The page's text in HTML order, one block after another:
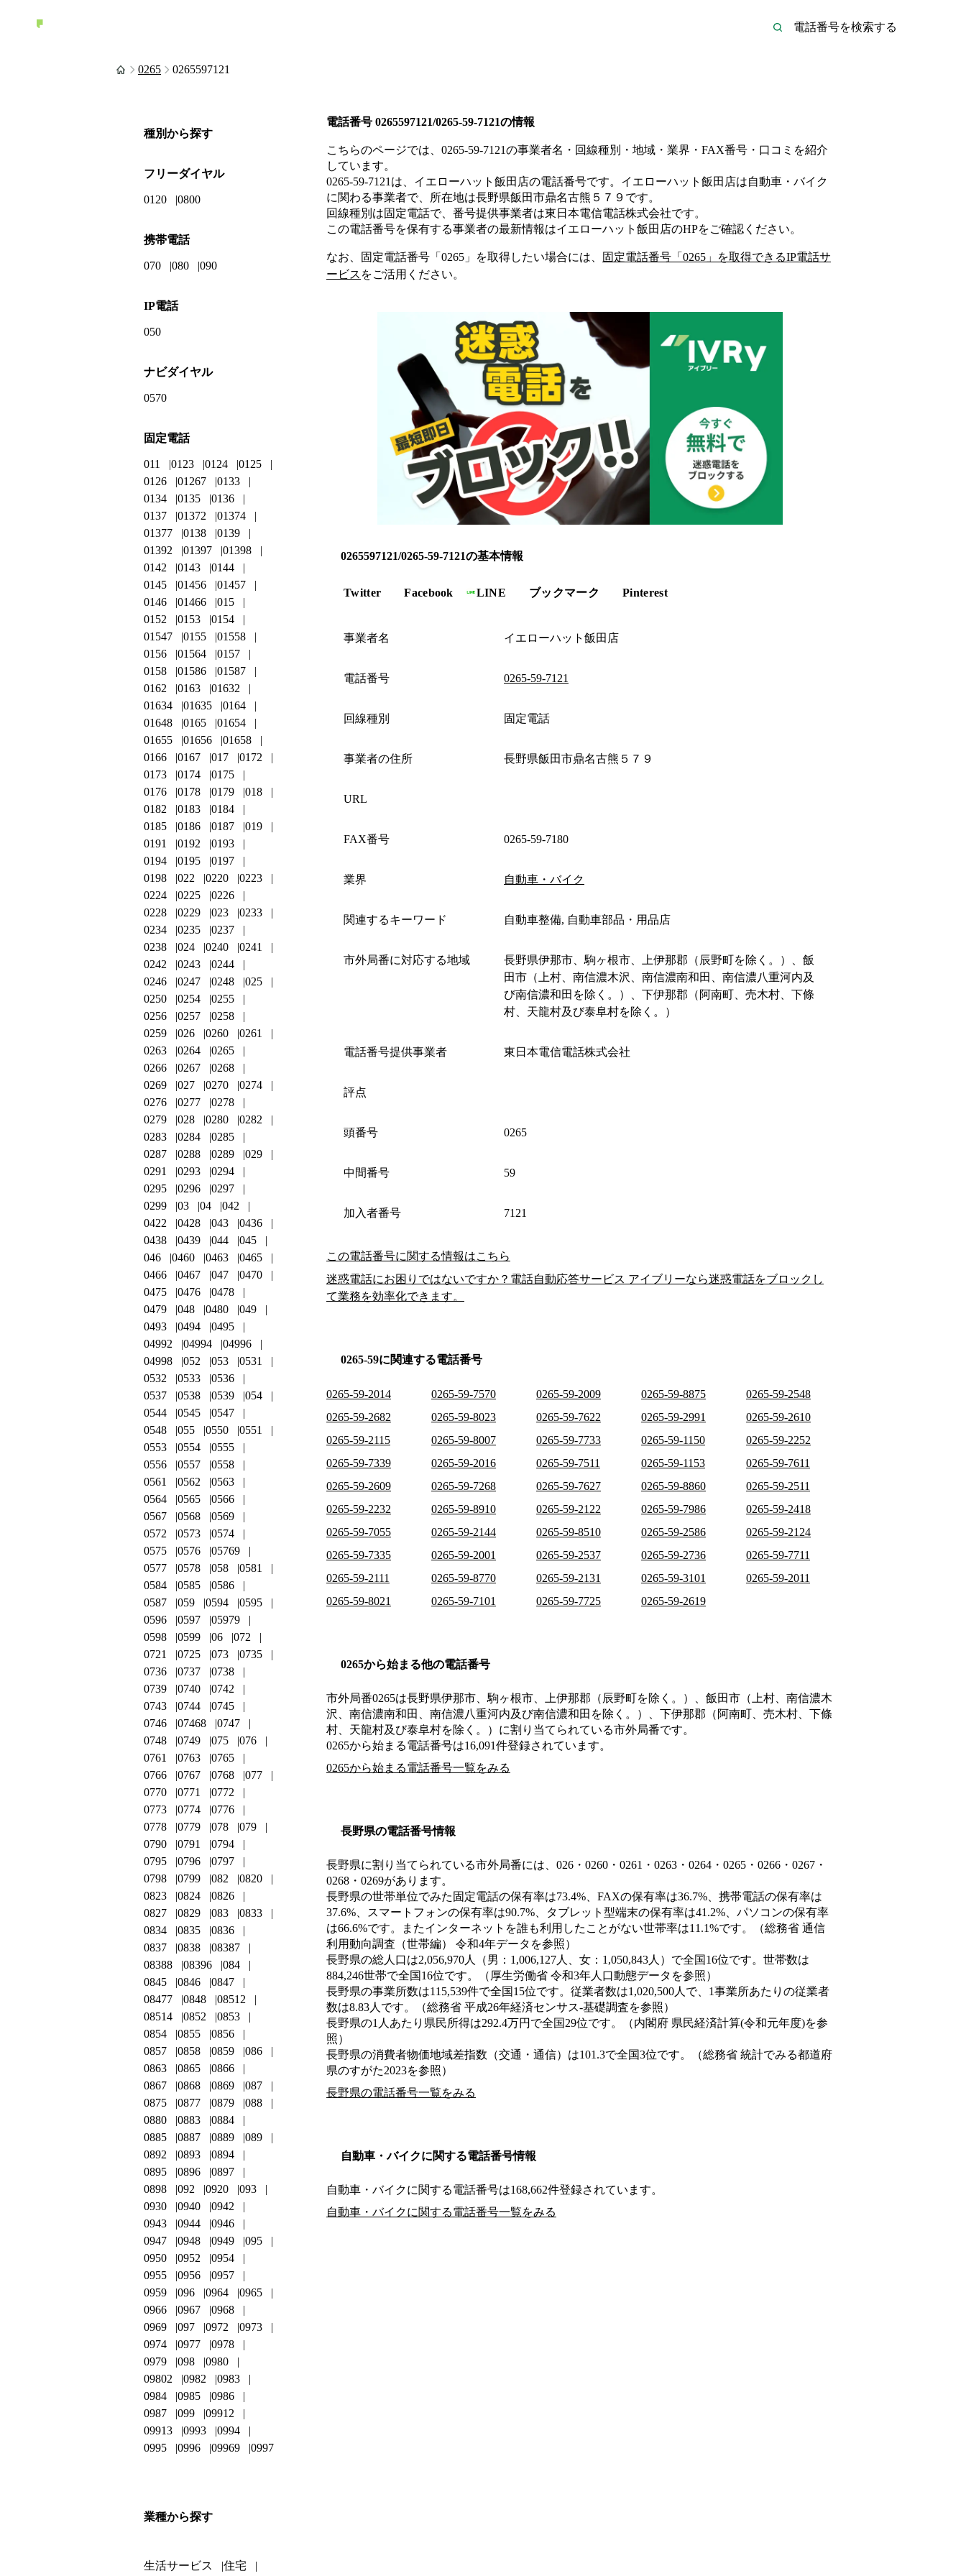
0265 0265597121
電話番号 0265597121/0265-59-7121の情報
こちらのページでは、 0265-59-7121の事業者名・回線種別・地域・業界・FAX番号・口コミを紹介
しています。
0265-59-7121 は、 イエローハット飯田店の電話番号です。 イエローハット飯田店は自動車・バイク
に関わる事業者で、所在地は長野県飯田市鼎名古熊５７９ です。
回線種別は固定電話で、番号提供事業者は東日本電信電話株式会社です。
この電話番号を保有する事業者の最新情報はイエローハット飯田店のHPをご確認ください。
なお、固定電話番号「 0265 」を取得したい場合には、 固定電話番号「 0265 」を取得できるIP電話サ
ービス をご活用ください。
0265597121/0265-59-7121の基本情報
Twitter Facebook LINE ブックマーク Pinterest
事業者名 イエローハット飯田店
電話番号 0265-59-7121
回線種別 固定電話
事業者の住所 長野県飯田市鼎名古熊５７９
URL
FAX番号 0265-59-7180
業界 自動車・バイク
関連するキーワード 自動車整備, 自動車部品・用品店
市外局番に対応する地域
長野県伊那市、駒ヶ根市、上伊那郡（辰野町を除く。）、飯
田市（上村、南信濃木沢、南信濃南和田、南信濃八重河内及
び南信濃和田を除く。）、下伊那郡（阿南町、売木村、下條
村、天龍村及び泰阜村を除く。）
電話番号提供事業者 東日本電信電話株式会社
評点
頭番号 0265
中間番号 59
加入者番号 7121
この電話番号に関する情報はこちら
迷惑電話にお困りではないですか？電話自動応答サービス アイブリーなら迷惑電話をブロックし
て業務を効率化できます。
0265-59に関連する電話番号
0265-59-2014 0265-59-7570 0265-59-2009 0265-59-8875
0265-59-2548
0265-59-2682
0265-59-8023 0265-59-7622 0265-59-2991
0265-59-2610
0265-59-2115
0265-59-8007 0265-59-7733 0265-59-1150
0265-59-2252
0265-59-7339
0265-59-2016 0265-59-7511 0265-59-1153
0265-59-7611
0265-59-2609
0265-59-7268 0265-59-7627 0265-59-8860
0265-59-2511
0265-59-2232
0265-59-8910 0265-59-2122 0265-59-7986
0265-59-2418
0265-59-7055
0265-59-2144 0265-59-8510 0265-59-2586
0265-59-2124
0265-59-7335
0265-59-2001 0265-59-2537 0265-59-2736
0265-59-7711
0265-59-2111
0265-59-8770 0265-59-2131 0265-59-3101
0265-59-2011
0265-59-8021
0265-59-7101 0265-59-7725 0265-59-2619
0265から始まる他の電話番号
市外局番0265は長野県伊那市、駒ヶ根市、上伊那郡（辰野町を除く。）、飯田市（上村、南信濃木
沢、南信濃南和田、南信濃八重河内及び南信濃和田を除く。）、下伊那郡（阿南町、売木村、下條
村、天龍村及び泰阜村を除く。） に割り当てられている市外局番です。
0265から始まる電話番号は16,091件登録されています。
0265から始まる電話番号一覧をみる
長野県の電話番号情報
長野県に割り当てられている市外局番には、026・0260・0261・0263・0264・0265・0266・0267・
0268・0269があります。
長野県の世帯単位でみた固定電話の保有率は73.4%、FAXの保有率は36.7%、携帯電話の保有率は
37.6%、スマートフォンの保有率は90.7%、タブレット型端末の保有率は41.2%、パソコンの保有率
は66.6%です。またインターネットを誰も利用したことがない世帯率は11.1%です。（総務省 通信
利用動向調査（世帯編） 令和4年データを参照）
長野県の総人口は2,056,970人（男：1,006,127人、女：1,050,843人）で全国16位です。世帯数は
884,246世帯で全国16位です。（厚生労働省 令和3年人口動態データを参照）
長野県の事業所数は115,539件で全国15位です。従業者数は1,020,500人で、1事業所あたりの従業者
数は8.83人です。（総務省 平成26年経済センサス‐基礎調査を参照）
長野県の1人あたり県民所得は292.4万円で全国29位です。（内閣府 県民経済計算(令和元年度)を参
照）
長野県の消費者物価地域差指数（交通・通信）は101.3で全国3位です。（総務省 統計でみる都道府
県のすがた2023を参照）
長野県の電話番号一覧をみる
自動車・バイクに関する電話番号情報
自動車・バイクに関する電話番号は168,662件登録されています。
自動車・バイクに関する電話番号一覧をみる
種別から探す
フリーダイヤル
0120 0800
携帯電話
070 080 090
IP電話
050
ナビダイヤル
0570
固定電話
011 0123 0124
0125
0126
01267
0133
0134
0135
0136
0137
01372
01374
01377
0138
0139
01392
01397
01398
0142
0143
0144
0145
01456
01457
0146
01466
015
0152
0153
0154
01547
0155
01558
0156
01564
0157
0158
01586
01587
0162
0163
01632
01634
01635
0164
01648
0165
01654
01655
01656
01658
0166
0167 017
0172
0173
0174
0175
0176
0178 0179
018
0182
0183
0184
0185
0186 0187
019
0191
0192
0193
0194
0195
0197
0198
022 0220
0223
0224
0225
0226
0228
0229 023
0233
0234
0235
0237
0238
024 0240
0241
0242
0243
0244
0246
0247 0248
025
0250
0254
0255
0256
0257
0258
0259
026 0260
0261
0263
0264
0265
0266
0267
0268
0269
027 0270
0274
0276
0277
0278
0279
028 0280
0282
0283
0284
0285
0287
0288 0289
029
0291
0293
0294
0295
0296
0297
0299
03 04
042
0422
0428 043
0436
0438
0439 044
045
046
0460 0463
0465
0466
0467 047
0470
0475
0476
0478
0479
048 0480
049
0493
0494
0495
04992
04994
04996
04998
052 053
0531
0532
0533
0536
0537
0538 0539
054
0544
0545
0547
0548
055 0550
0551
0553
0554
0555
0556
0557
0558
0561
0562
0563
0564
0565
0566
0567
0568
0569
0572
0573
0574
0575
0576
05769
0577
0578 058
0581
0584
0585
0586
0587
059 0594
0595
0596
0597
05979
0598
0599 06
072
0721
0725 073
0735
0736
0737
0738
0739
0740
0742
0743
0744
0745
0746
07468
0747
0748
0749 075
076
0761
0763
0765
0766
0767 0768
077
0770
0771
0772
0773
0774
0776
0778
0779 078
079
0790
0791
0794
0795
0796
0797
0798
0799 082
0820
0823
0824
0826
0827
0829 083
0833
0834
0835
0836
0837
0838
08387
08388
08396
084
0845
0846
0847
08477
0848
08512
08514
0852
0853
0854
0855
0856
0857
0858 0859
086
0863
0865
0866
0867
0868 0869
087
0875
0877 0879
088
0880
0883
0884
0885
0887 0889
089
0892
0893
0894
0895
0896
0897
0898
092 0920
093
0930
0940
0942
0943
0944
0946
0947
0948 0949
095
0950
0952
0954
0955
0956
0957
0959
096 0964
0965
0966
0967
0968
0969
097 0972
0973
0974
0977
0978
0979
098
0980
09802
0982
0983
0984
0985
0986
0987
099
09912
09913
0993
0994
0995
0996 09969 0997
業種から探す
生活サービス 住宅